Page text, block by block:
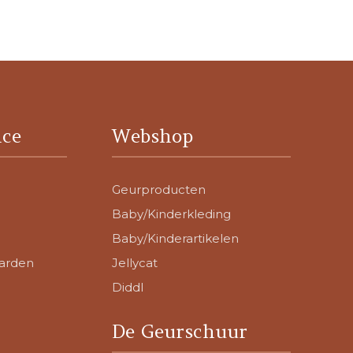
Webshop
Geurproducten
Baby/Kinderkleding
Baby/Kinderartikelen
Jellycat
Diddl
De Geurschuur